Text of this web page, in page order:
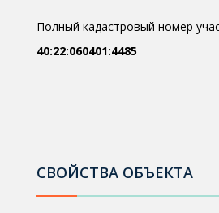
Полный кадастровый номер
40:22:060401:4485
СВОЙСТВА ОБЪЕКТА